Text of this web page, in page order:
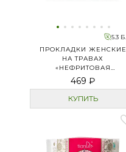
5.3 Б.
ПРОКЛАДКИ ЖЕНСКИЕ
НА ТРАВАХ
«НЕФРИТОВАЯ
СВЕЖЕСТЬ» ДНЕВНЫЕ
СУПЕР
469 ₽
КУПИТЬ